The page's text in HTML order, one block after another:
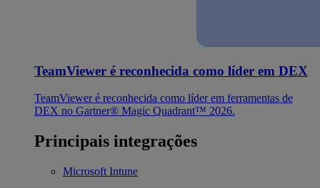
TeamViewer é reconhecida como líder em DEX
TeamViewer é reconhecida como líder em ferramentas de
DEX no Gartner® Magic Quadrant™ 2026.
Principais integrações
Microsoft Intune